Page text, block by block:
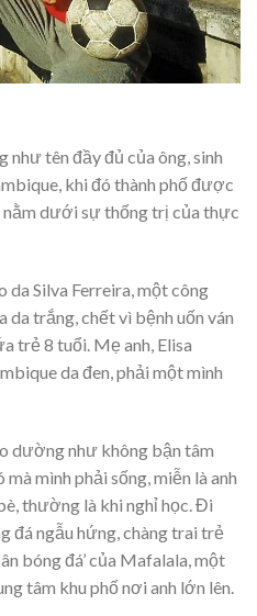
như tên đầy đủ của ông, sinh
khi đó thành phố được
nằm dưới sự thống trị của thực
da Silva Ferreira, một công
trắng, chết vì bệnh uốn ván
trẻ 8 tuổi. Mẹ anh, Elisa
da đen, phải một mình
dường như không bận tâm
mình phải sống, miễn là anh
thường là khi nghỉ học. Đi
đá ngẫu hứng, chàng trai trẻ
bóng đá’ của Mafalala, một
tâm khu phố nơi anh lớn lên.